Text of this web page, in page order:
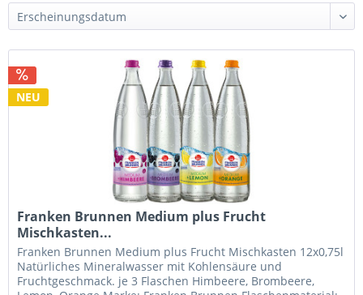
NEU
Franken Brunnen Medium plus Frucht
Mischkasten...
Franken Brunnen Medium plus Frucht Mischkasten 12x0,75l
Natürliches Mineralwasser mit Kohlensäure und
Fruchtgeschmack. je 3 Flaschen Himbeere, Brombeere,